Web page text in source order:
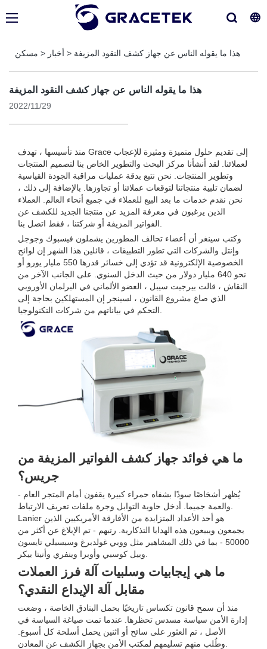
مسكن > أخبار > هذا ما يقوله الناس عن جهاز كشف النقود المزيفة
هذا ما يقوله الناس عن جهاز كشف النقود المزيفة
2022/11/29
منذ تأسيسها ، تهدف Grace إلى تقديم حلول متميزة ومثيرة للإعجاب
لعملائنا. لقد أنشأنا مركز البحث والتطوير الخاص بنا لتصميم المنتجات
وتطوير المنتجات. نحن نتبع بدقة عمليات مراقبة الجودة القياسية
لضمان تلبية منتجاتنا لتوقعات عملائنا أو تجاوزها. بالإضافة إلى ذلك ،
نحن نقدم خدمات ما بعد البيع للعملاء في جميع أنحاء العالم. العملاء
الذين يرغبون في معرفة المزيد عن منتجنا الجديد للكشف عن
وكتب سينغر أن أعضاء تحالف المطورين يشملون فيسبوك وجوجل
وإنتل والشركات التي تطور التطبيقات ، قائلين هذا الشهر إن لوائح
الخصوصية الإلكترونية قد تؤدي إلى خسائر قدرها 550 مليار يورو أو
نحو 640 مليار دولار من حيث الدخل السنوي. على الجانب الآخر من
النقاش ، قالت بيرجيت سيبل ، العضو الألماني في البرلمان الأوروبي
الذي صاغ مشروع القانون ، لسينجر إن المستهلكين بحاجة إلى
ما هي فوائد جهاز كشف الفواتير المزيفة من
جريس؟
يُظهر أشخاصًا سودًا بشفاه حمراء كبيرة يقفون أمام المتجر العام -
والعمة جميما. أدخل حاوية التوابل وجرة ملفات تعريف الارتباط.
Lanier هو أحد الأعداد المتزايدة من الأفارقة الأمريكيين الذين
يجمعون ويبيعون هذه الهدايا التذكارية. رتبهم - تم الإبلاغ عن أكثر من
50000 - بما في ذلك المشاهير مثل ووبي غولدبرغ وسيسيلي تايسون
وبيل كوسبي وأوبرا وينفري وأنيتا بيكر.
ما هي إيجابيات وسلبيات آلة فرز العملات
مقابل آلة الإيداع النقدي؟
منذ أن سمح قانون تكساس تاريخيًا بحمل البنادق الخاصة ، وضعت
إدارة الأمن سياسة مسدس تحظرها. عندما تمت صياغة السياسة في
الأصل ، تم العثور على سائح أو اثنين يحمل أسلحة كل أسبوع.
وطُلب منهم تسليمهم لمكتب الأمن بجهاز الكشف عن المعادن.